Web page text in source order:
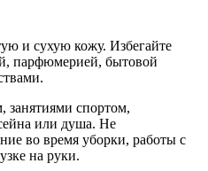
и сухую кожу. Избегайте
парфюмерией, бытовой
занятиями спортом,
или душа. Не
во время уборки, работы с
на руки.